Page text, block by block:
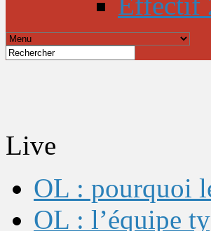
Live
OL : pourquoi
OL : l’équipe